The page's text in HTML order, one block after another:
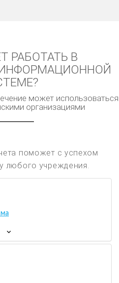
РАБОТАТЬ В
может использоваться
организациями
поможет с успехом
любого учреждения.